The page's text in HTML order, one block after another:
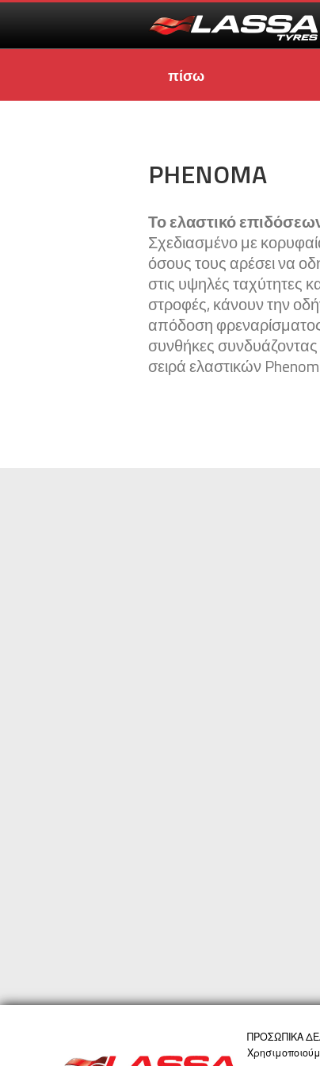
πίσω
PHENOMA
Το ελαστικό
Σχεδιασμένο με
όσους τους αρέσει να
στις υψηλές ταχύτητες
στροφές, κάνουν την
απόδοση
συνθήκες
σειρά ελαστικών
ΠΡΟΪΟΝΤΑ
ΠΡΟΣΩΠΙΚΑ